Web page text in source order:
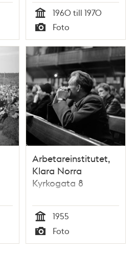
Tid
1960 till 1970
Typ
Foto
Arbetareinstitutet,
Klara Norra
Kyrkogata 8
Tid
1955
Typ
Foto